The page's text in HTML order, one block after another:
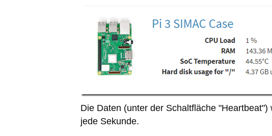
Die Daten (unter der Schaltfläche
jede Sekunde.